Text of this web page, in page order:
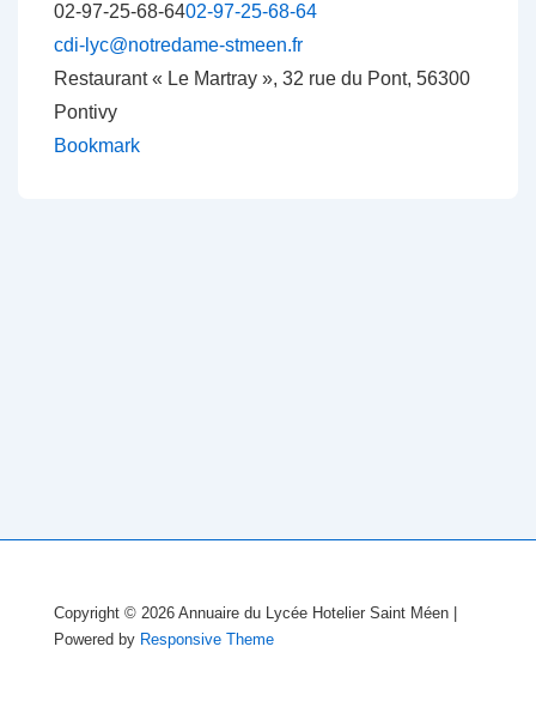
02-97-25-68-6402-97-25-68-64
cdi-lyc@notredame-stmeen.fr
Restaurant « Le Martray », 32 rue du Pont, 56300
Pontivy
Bookmark
Copyright © 2026 Annuaire du Lycée Hotelier Saint Méen
Powered by Responsive Theme